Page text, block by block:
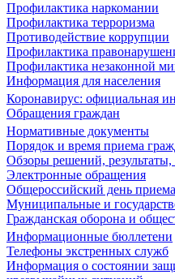
Профилактика наркомании
Профилактика терроризма
Противодействие коррупции
Профилактика
Профилактика незаконной
Информация для населения
Коронавирус: официальная
Обращения граждан
Нормативные документы
Порядок и время приема
Обзоры решений,
Электронные обращения
Общероссийский день
Муниципальные и
Гражданская оборона и
Информационные бюллетени
Телефоны экстренных служб
Информация о состоянии